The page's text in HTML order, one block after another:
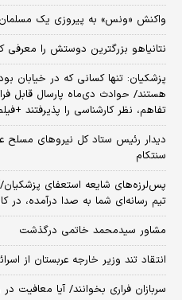
واکنش «ونس» به پیروزی یک مسلمان
نتانیاهو بزرگترین دوستش را معرفی
پزشکیان: تنها کسانی که در خیابان
هستند/ حوادث دی‌ماه پارسال قابل
تفاهم، نظر کارشناسی را پذیرفتند
دیدار رئیس ستاد کل نیروهای مسلح
سنتکام
پس‌لرزه‌های شایعه استعفای
تیم رسانه‌ای شما به صدا درآمده، در
مشاور سیدمحمد خاتمی درگذشت
انتقاد تند وزیر خارجه عربستان از
سربازان فراری بخوانند/ آیا معافیت